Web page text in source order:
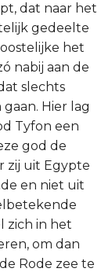
dat naar het
gedeelte
het
nabij aan de
slechts
Hier lag
Tyfon een
god de
zij uit Egypte
en niet uit
zich in het
om dan
Rode zee te